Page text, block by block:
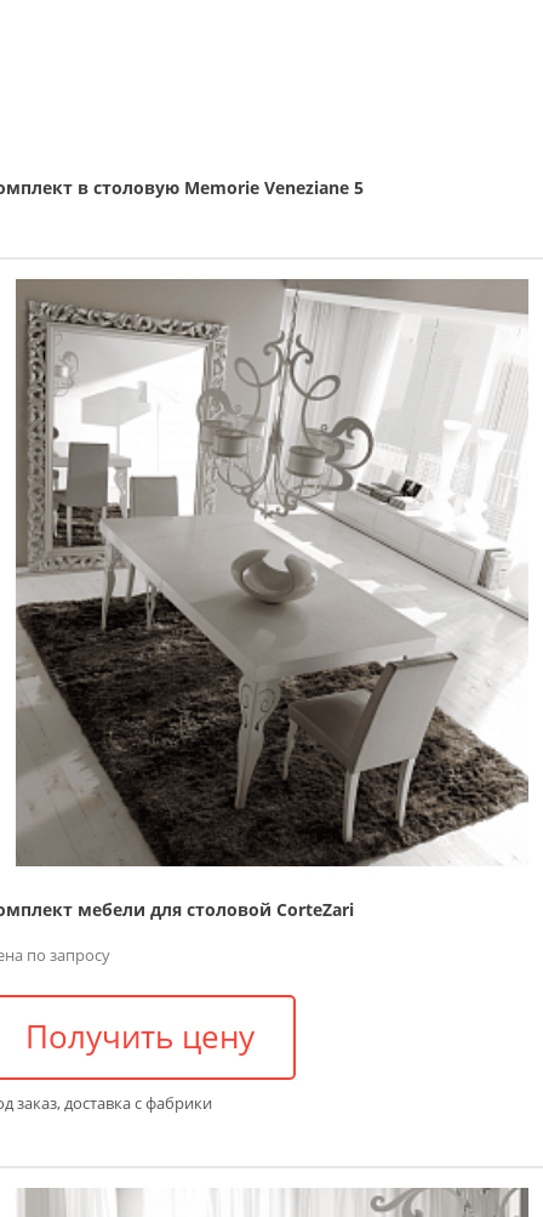
в столовую Memorie Veneziane 5
мебели для столовой CorteZari
по запросу
Получить цену
заказ, доставка с фабрики